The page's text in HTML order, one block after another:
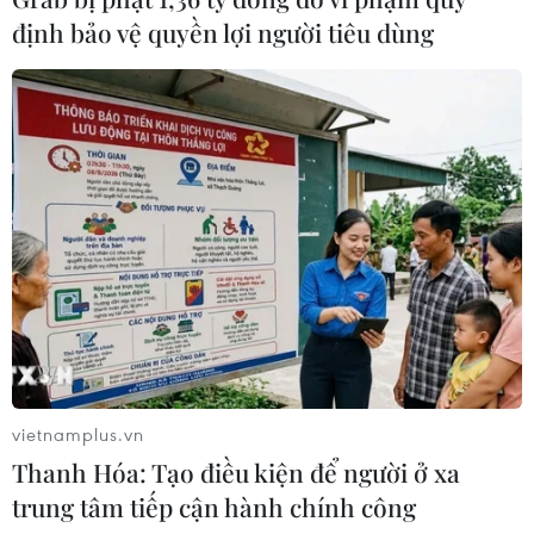
Kia đầu tư 649 triệu USD sản xuất ôtô
điện tại Mexico
29/07/2026 23:45
Động đất tại Kumamoto làm đình trệ
chuỗi cung ứng bán dẫn và ôtô Nhật
Bản
29/07/2026 14:37
Triệu hồi để kiểm tra sản phẩm xe
môtô Honda CB1000 Hornet
29/07/2026 07:19
định bảo vệ quyền lợi người tiêu dùng
vietnamplus.vn
Thanh Hóa: Tạo điều kiện để người ở xa
trung tâm tiếp cận hành chính công